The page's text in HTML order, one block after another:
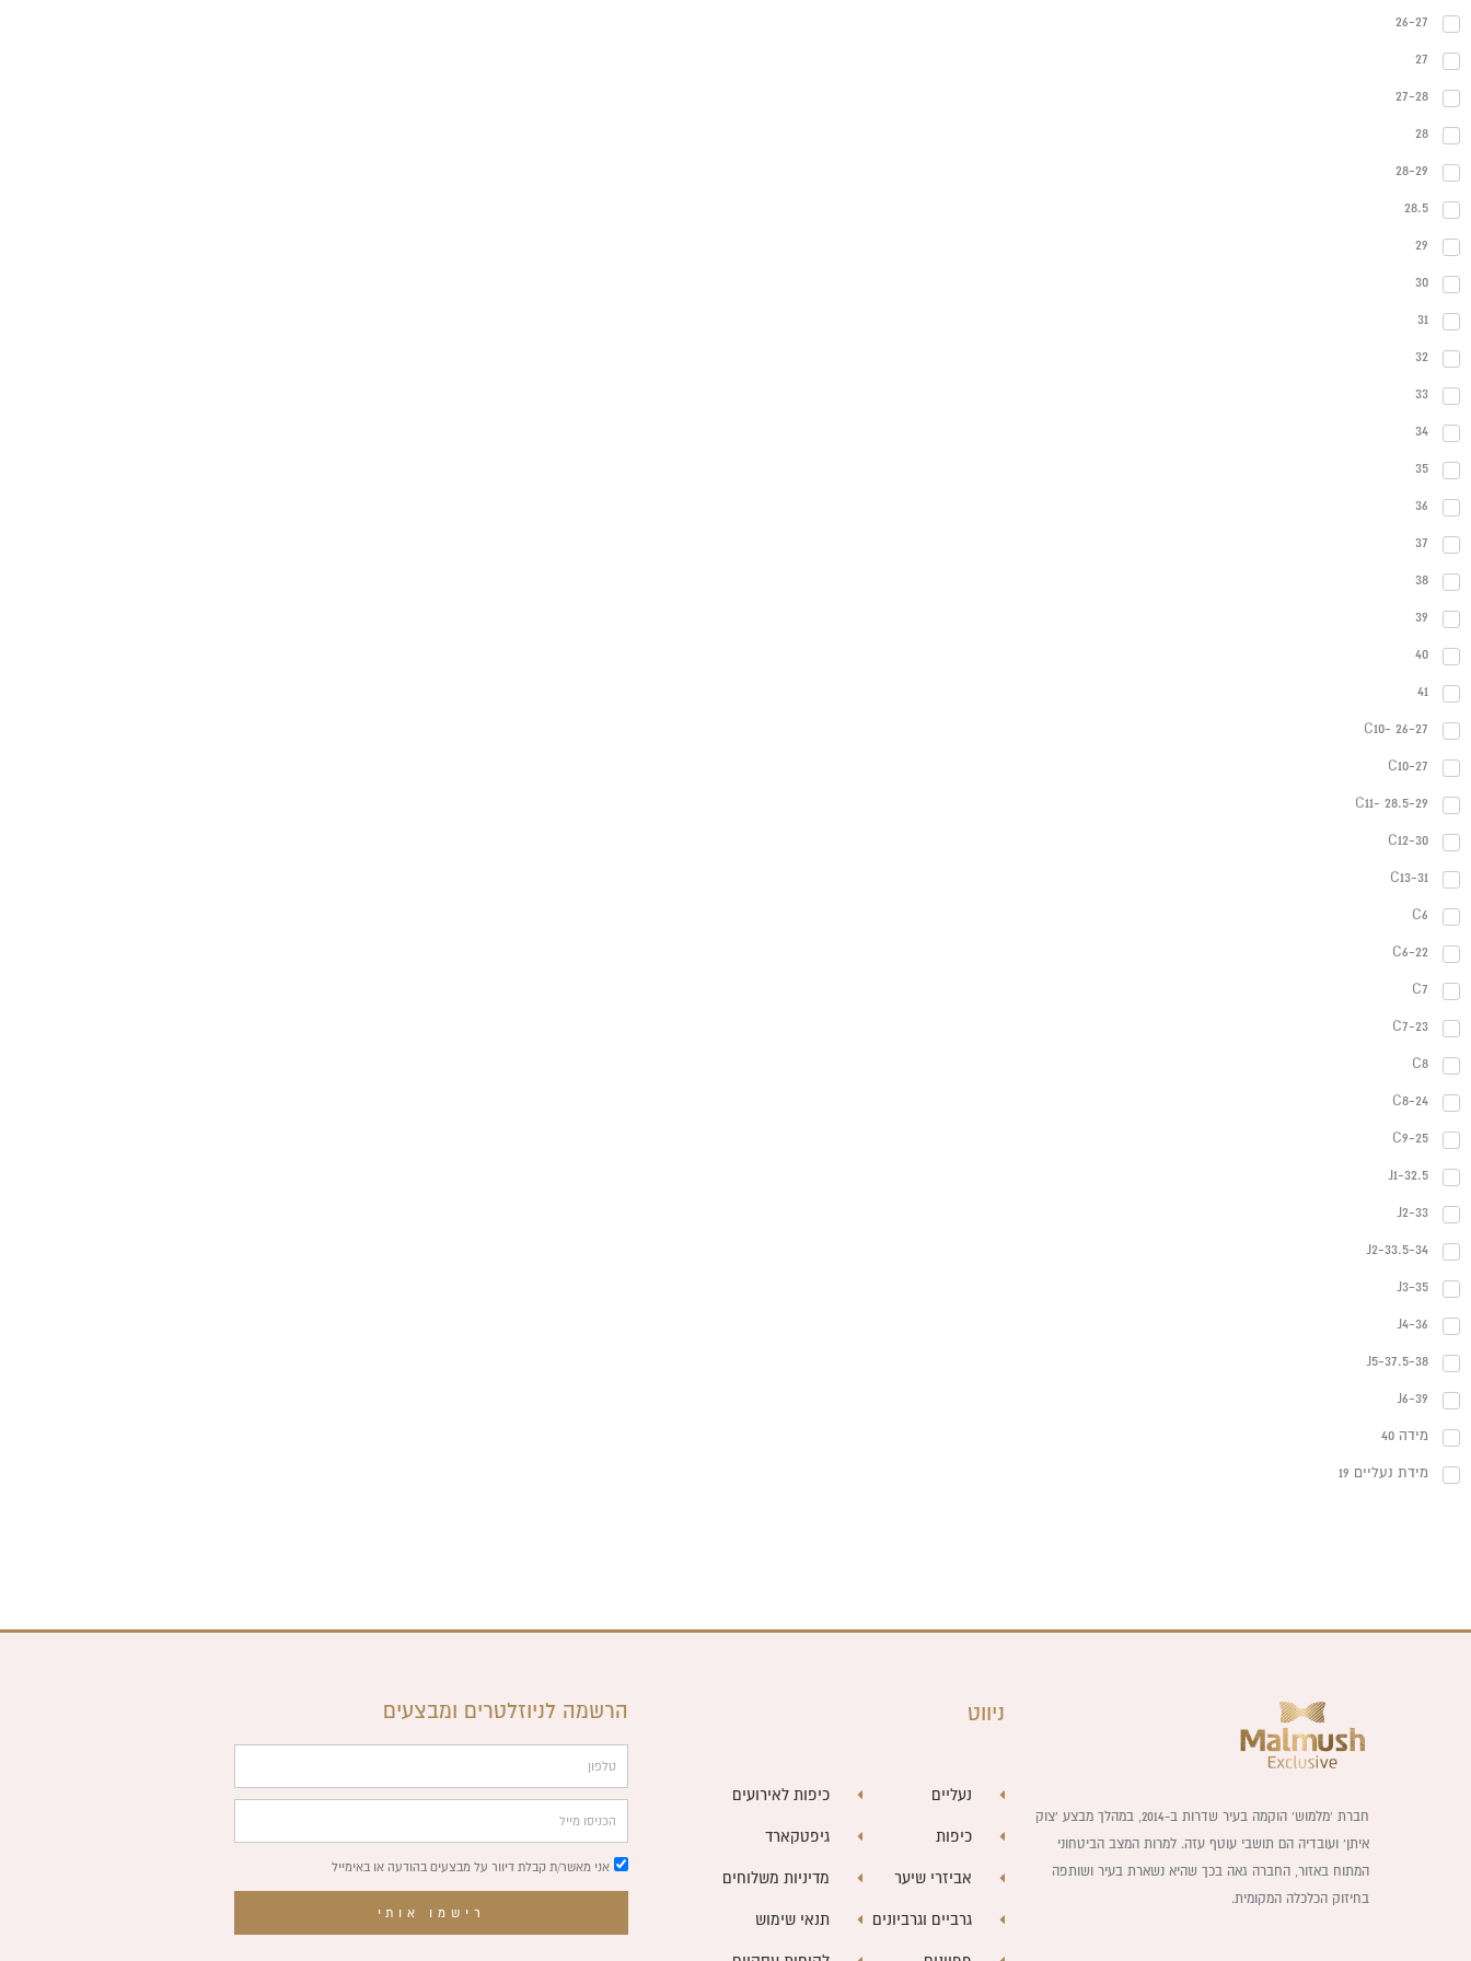
26-27
27
27-28
28
28-29
28.5
29
30
31
32
33
34
35
36
37
38
39
40
41
C10- 26-27
C10-27
C11- 28.5-29
C12-30
C13-31
C6
C6-22
C7
C7-23
C8
C8-24
C9-25
J1-32.5
J2-33
J2-33.5-34
J3-35
J4-36
J5-37.5-38
J6-39
מידה 40
מידת נעליים 19
חברת ‘מלמוש’ הוקמה בעיר שדרות ב-2014, במהלך מבצע ‘צוק
איתן’ ועובדיה הם תושבי עוטף עזה. למרות המצב הביטחוני
המתוח באזור, החברה גאה בכך שהיא נשארת בעיר ושותפה
בחיזוק הכלכלה המקומית.
ניווט
נעליים
כיפות
אביזרי שיער
גרביים וגרביונים
כיפות לאירועים
גיפטקארד
מדיניות משלוחים
תנאי שימוש
הרשמה לניוזלטרים ומבצעים
אני מאשר/ת קבלת דיוור על מבצעים בהודעה או באימייל
רישמו אותי